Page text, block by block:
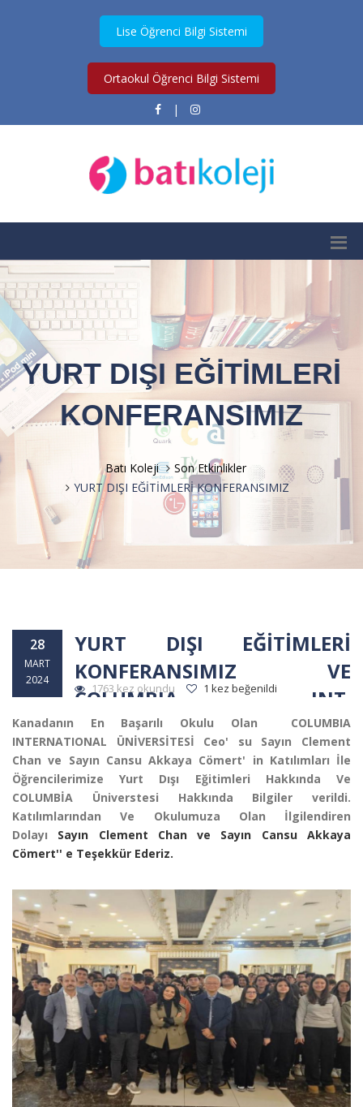
Lise Öğrenci Bilgi Sistemi
Ortaokul Öğrenci Bilgi Sistemi
|
YURT DIŞI EĞİTİMLERİ
KONFERANSIMIZ
Batı Koleji
Son Etkinlikler
YURT DIŞI EĞİTİMLERİ KONFERANSIMIZ
28
MART
2024
YURT DIŞI EĞİTİMLERİ
KONFERANSIMIZ VE
COLUMBIA INT.
ÜNİVERSİTESİ TANITIMI
1763 kez okundu 1 kez beğenildi
Kanadanın En Başarılı Okulu Olan COLUMBIA
INTERNATIONAL ÜNİVERSİTESİ Ceo' su Sayın Clement
Chan ve Sayın Cansu Akkaya Cömert' in Katılımları İle
Öğrencilerimize Yurt Dışı Eğitimleri Hakkında Ve
COLUMBİA Üniverstesi Hakkında Bilgiler verildi.
Katılımlarından Ve Okulumuza Olan İlgilendiren
Dolayı Sayın Clement Chan ve Sayın Cansu Akkaya
Cömert'' e Teşekkür Ederiz.